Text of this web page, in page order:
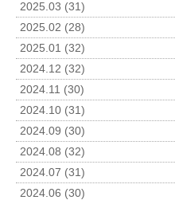
2025.03 (31)
2025.02 (28)
2025.01 (32)
2024.12 (32)
2024.11 (30)
2024.10 (31)
2024.09 (30)
2024.08 (32)
2024.07 (31)
2024.06 (30)